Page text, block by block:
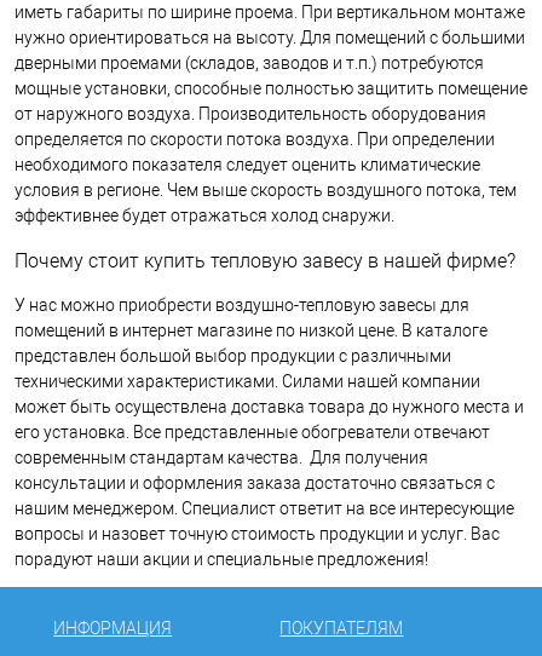
иметь габариты по ширине проема. При вертикальном монтаже
нужно ориентироваться на высоту. Для помещений с большими
дверными проемами (складов, заводов и т.п.) потребуются
мощные установки, способные полностью защитить помещение
от наружного воздуха. Производительность оборудования
определяется по скорости потока воздуха. При определении
необходимого показателя следует оценить климатические
условия в регионе. Чем выше скорость воздушного потока, тем
эффективнее будет отражаться холод снаружи.
Почему стоит купить тепловую завесу в нашей фирме?
У нас можно приобрести воздушно-тепловую завесы для
помещений в интернет магазине по низкой цене. В каталоге
представлен большой выбор продукции с различными
техническими характеристиками. Силами нашей компании
может быть осуществлена доставка товара до нужного места и
его установка. Все представленные обогреватели отвечают
современным стандартам качества.
Для получения
консультации и оформления заказа достаточно связаться с
нашим менеджером. Специалист ответит на все интересующие
вопросы и назовет точную стоимость продукции и услуг. Вас
порадуют наши акции и специальные предложения!
ИНФОРМАЦИЯ
ПОКУПАТЕЛЯМ